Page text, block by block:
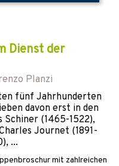
Dienst der
Planzi
fünf Jahrhunderten
davon erst in den
(1465-1522),
Journet (1891-
...
mit zahlreichen